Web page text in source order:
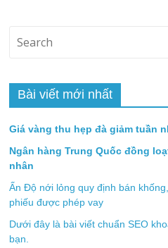
Bài viết mới nhất
Giá vàng thu hẹp đà giảm tuần
Ngân hàng Trung Quốc đồng
nhân
Ấn Độ nới lỏng quy định bán
phiếu được phép vay
Dưới đây là bài viết chuẩn SEO
bạn.